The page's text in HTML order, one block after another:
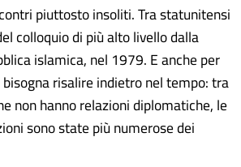
piuttosto insoliti. Tra statunitensi
colloquio di più alto livello dalla
islamica, nel 1979. E anche per
risalire indietro nel tempo: tra
non hanno relazioni diplomatiche, le
sono state più numerose dei